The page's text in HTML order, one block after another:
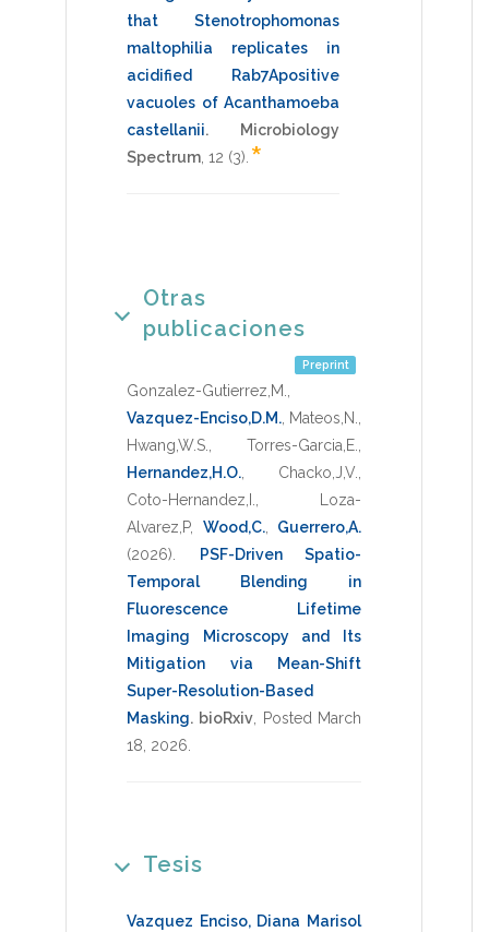
that Stenotrophomonas
maltophilia replicates in
acidified Rab7Apositive
vacuoles of Acanthamoeba
castellanii.
Microbiology
Spectrum 12 (3). *
Otras
publicaciones
Preprint
Gonzalez-Gutierrez,M.
Vazquez-Enciso,D.M. Mateos,N.
Hwang,W.S.
Torres-Garcia,E.
Hernandez,H.O.
Chacko,J,V.
Coto-Hernandez,I.
Loza-
Alvarez,P, Wood,C., Guerrero,A.
(2026)
PSF-Driven Spatio-
Temporal Blending in
Fluorescence Lifetime
Imaging Microscopy and Its
Mitigation via Mean-Shift
Super-Resolution-Based
Masking. bioRxiv
Posted March
18 2026
Tesis
Vazquez Enciso, Diana Marisol